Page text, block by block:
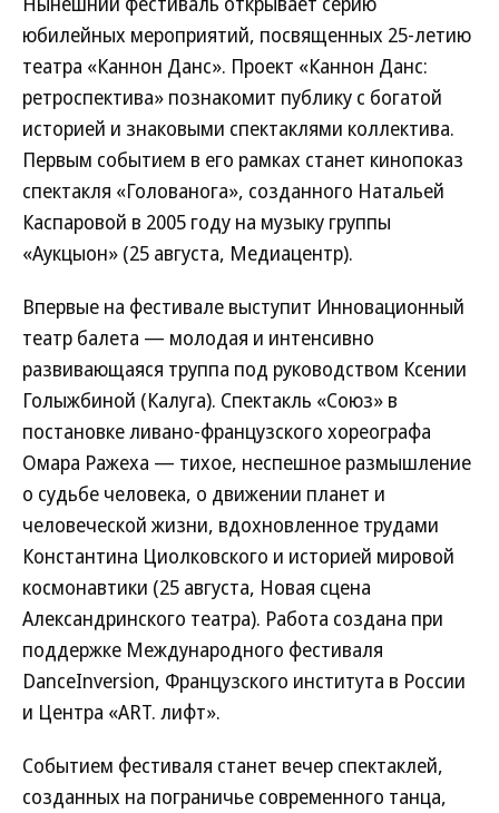
юбилейных мероприятий, посвященных 25-летию
театра «Каннон Данс». Проект «Каннон Данс:
ретроспектива» познакомит публику с богатой
историей и знаковыми спектаклями коллектива.
Первым событием в его рамках станет кинопоказ
спектакля «Голованога», созданного Натальей
Каспаровой в 2005 году на музыку группы
«Аукцыон» (25 августа, Медиацентр).
Впервые на фестивале выступит Инновационный
театр балета — молодая и интенсивно
развивающаяся труппа под руководством Ксении
Голыжбиной (Калуга). Спектакль «Союз» в
постановке ливано-французского хореографа
Омара Ражеха — тихое, неспешное размышление
о судьбе человека, о движении планет и
человеческой жизни, вдохновленное трудами
Константина Циолковского и историей мировой
космонавтики (25 августа, Новая сцена
Александринского театра). Работа создана при
поддержке Международного фестиваля
DanceInversion, Французского института в России
и Центра «ART. лифт».
Событием фестиваля станет вечер спектаклей,
созданных на пограничье современного танца,